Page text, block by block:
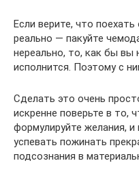
Если верите, что
реально — пакуйте
нереально, то, как бы вы
исполнится. Поэтому с
Сделать это очень
искренне поверьте в то,
формулируйте желания,
успевать пожинать
подсознания в